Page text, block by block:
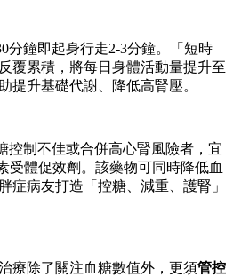
分鐘即起身行走2-3分鐘。「短時
覆累積，將每日身體活動量提升至
提升基礎代謝、降低高腎壓。
控制不佳或合併高心腎風險者，宜
受體促效劑。該藥物可同時降低血
症病友打造「控糖、減重、護腎」
療除了關注血糖數值外，更須管控